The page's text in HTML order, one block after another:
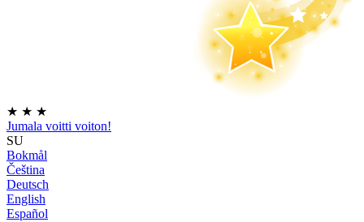
★ ★ ★
Jumala voitti voiton!
SU
Bokmål
Čeština
Deutsch
English
Español